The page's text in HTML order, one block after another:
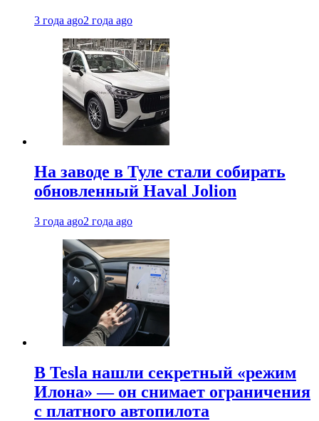
3 года ago2 года ago
На заводе в Туле стали собирать
обновленный Haval Jolion
3 года ago2 года ago
В Tesla нашли секретный «режим
Илона» — он снимает ограничения
с платного автопилота